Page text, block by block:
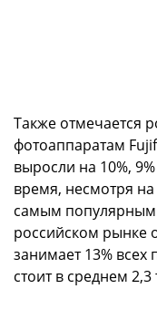
Также отмечается
фотоаппаратам
выросли на 10%,
время, несмотря
самым
российском рынке
занимает 13%
стоит в среднем